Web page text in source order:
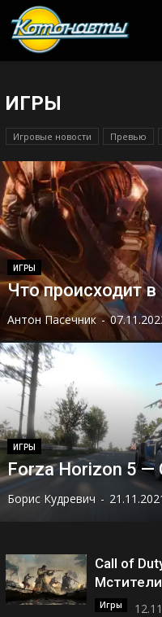
ИГРЫ
Игровые новости Превью
ИГРЫ
Что происходит в
Антон Пасечник -
ИГРЫ
Forza Horizon 5 —
Борис Кудревич -
Call of
Игры